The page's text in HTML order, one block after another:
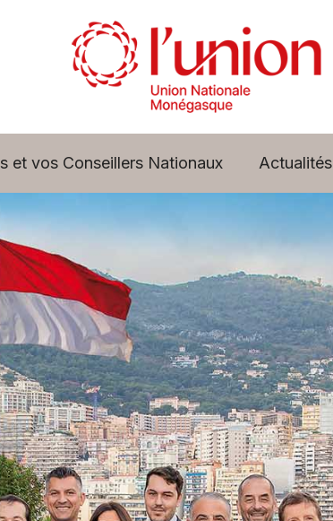
et vos Conseillers Nationaux Actualités